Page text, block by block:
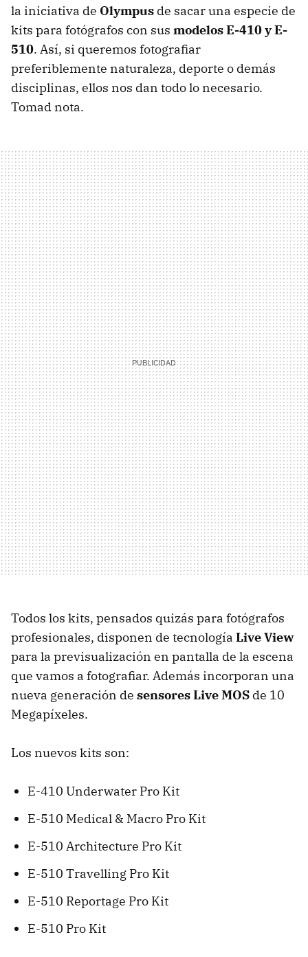
la iniciativa de Olympus de sacar una especie de
kits para fotógrafos con sus modelos E-410 y E-
510. Así, si queremos fotografiar
preferiblemente naturaleza, deporte o demás
disciplinas, ellos nos dan todo lo necesario.
Tomad nota.
Todos los kits, pensados quizás para fotógrafos
profesionales, disponen de tecnología Live View
para la previsualización en pantalla de la escena
que vamos a fotografiar. Además incorporan una
nueva generación de sensores Live MOS de 10
Megapíxeles.
Los nuevos kits son:
E-410 Underwater Pro Kit
E-510 Medical & Macro Pro Kit
E-510 Architecture Pro Kit
E-510 Travelling Pro Kit
E-510 Reportage Pro Kit
E-510 Pro Kit